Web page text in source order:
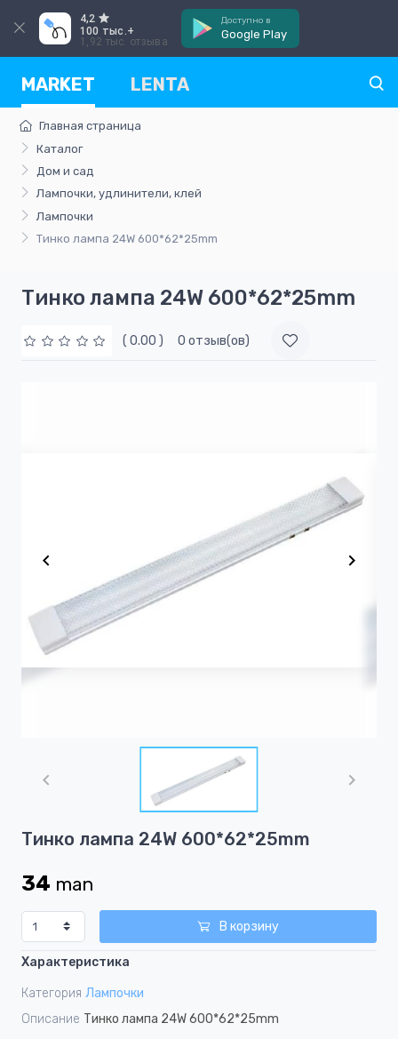
4,2
100 тыс.+
1,92 тыс. отзыва
Доступно в
Google Play
MARKET LENTA
Главная страница
Каталог
Дом и сад
Лампочки, удлинители, клей
Лампочки
Тинко лампа 24W 600*62*25mm
Тинко лампа 24W 600*62*25mm
( 0.00 ) 0 отзыв(ов)
1
1
Тинко лампа 24W 600*62*25mm
34 man
В корзину
Характеристика
Категория Лампочки
Описание Тинко лампа 24W 600*62*25mm